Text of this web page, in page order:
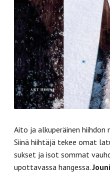
Aito ja alkuperäinen hiihdon
Siinä hiihtäjä tekee omat
sukset ja isot sommat
upottavassa hangessa.